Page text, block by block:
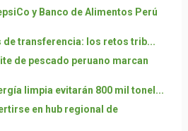
y Banco de Alimentos Perú
de transferencia: los retos trib...
de pescado peruano marcan
limpia evitarán 800 mil tonel...
en hub regional de